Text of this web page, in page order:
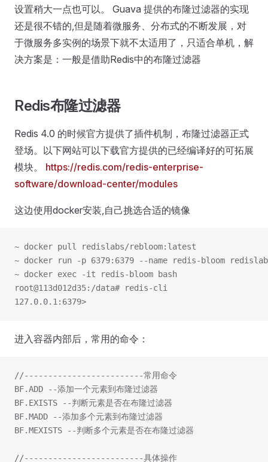
设置稍大一点也可以。 Guava 提供的布隆过滤器的实现
还是很不错的,但是随着微服务、分布式的不断发展，对
于微服务多实例的场景下就不太适用了，只适合单机，解
决方案是：一般是借助Redis中的布隆过滤器
Redis布隆过滤器
Redis 4.0 的时候官方提供了插件机制，布隆过滤器正式
登场。以下网站可以下载官方提供的已经编译好的可拓展
模块。 https://redis.com/redis-enterprise-
software/download-center/modules
这边使用docker安装,自己挑选合适的镜像
~ docker pull redislabs/rebloom:latest
~ docker run -p 6379:6379 --name redis-bloom
~ docker exec -it redis-bloom bash
root@113d012d35:/data# redis-cli
127.0.0.1:6379>
进入容器内部后，常用的命令：
//-------------------------常用命令
BF.ADD --添加一个元素到布隆过滤器
BF.EXISTS --判断元素是否在布隆过滤器
BF.MADD --添加多个元素到布隆过滤器
BF.MEXISTS --判断多个元素是否在布隆过滤器
//-------------------------具体操作